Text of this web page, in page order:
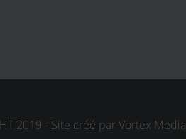
2019 - Site créé par Vortex Media